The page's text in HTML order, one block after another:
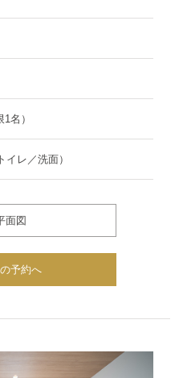
名）
レ／洗面）
面図
予約へ